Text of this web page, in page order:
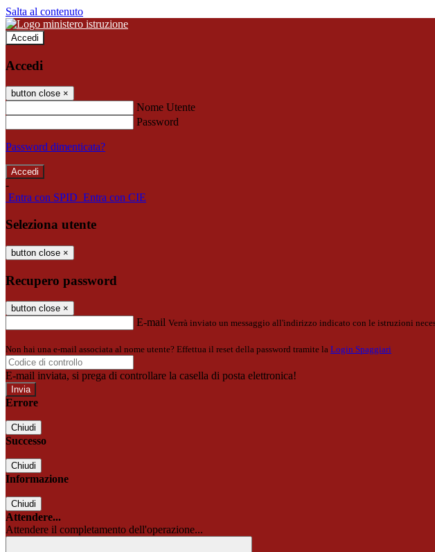
Salta al contenuto
Accedi
Accedi
button close ×
Nome Utente
Password
Password dimenticata?
-
Entra con SPID Entra con CIE
Seleziona utente
button close ×
Recupero password
button close ×
E-mail Verrà inviato un messaggio all'indirizzo indicato con le istruzioni
Non hai una e-mail associata al nome utente? Effettua il reset della password tramite la Login Spaggiari
E-mail inviata, si prega di controllare la casella di posta elettronica!
Errore
Chiudi
Successo
Chiudi
Informazione
Chiudi
Attendere...
Attendere il completamento dell'operazione...